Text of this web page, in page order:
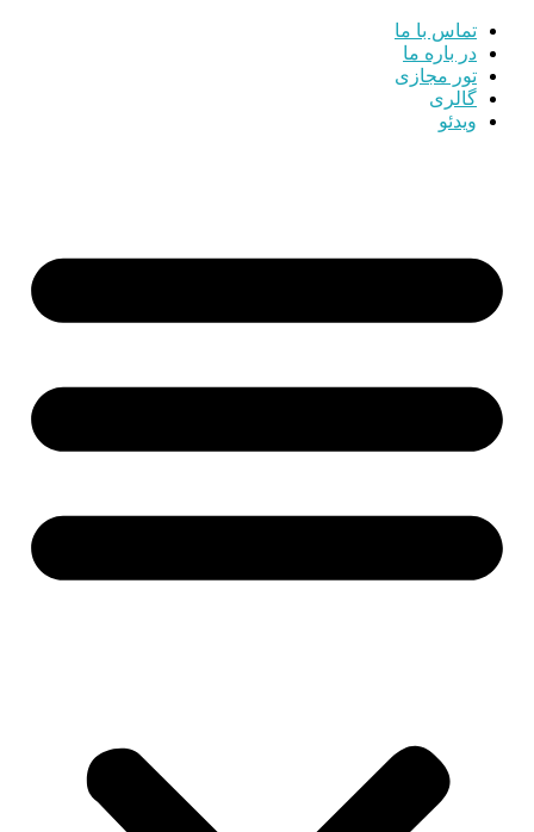
تماس با ما
در باره ما
تور مجازی
گالری
ویدئو